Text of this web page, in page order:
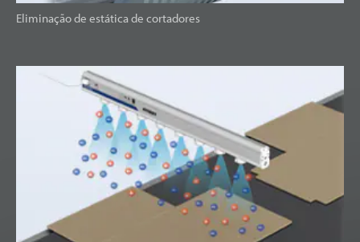
Eliminação de estática de cortadores